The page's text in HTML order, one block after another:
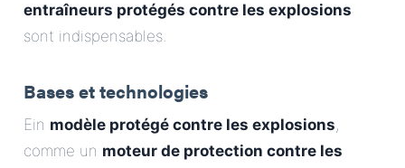
entraîneurs protégés contre les explosions
sont indispensables.
Bases et technologies
Ein modèle protégé contre les explosions,
comme un moteur de protection contre les